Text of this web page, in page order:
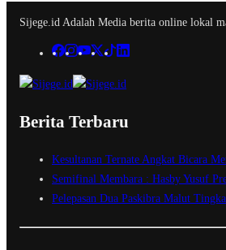
Sijege.id Adalah Media berita online lokal
Berita Terbaru
Kesultanan Ternate Angkat Bicara
Semifinal Membara : Hasby Yusuf
Pelepasan Dua Paskibra Malut